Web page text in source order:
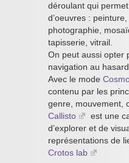
déroulant qui
d’oeuvres :
photographie,
tapisserie, vitrail.
On peut aussi opter
navigation au hasard.
Avec le mode
contenu par les
genre, mouvement,
Callisto
est une
d’explorer et de
représentations de
Crotos lab